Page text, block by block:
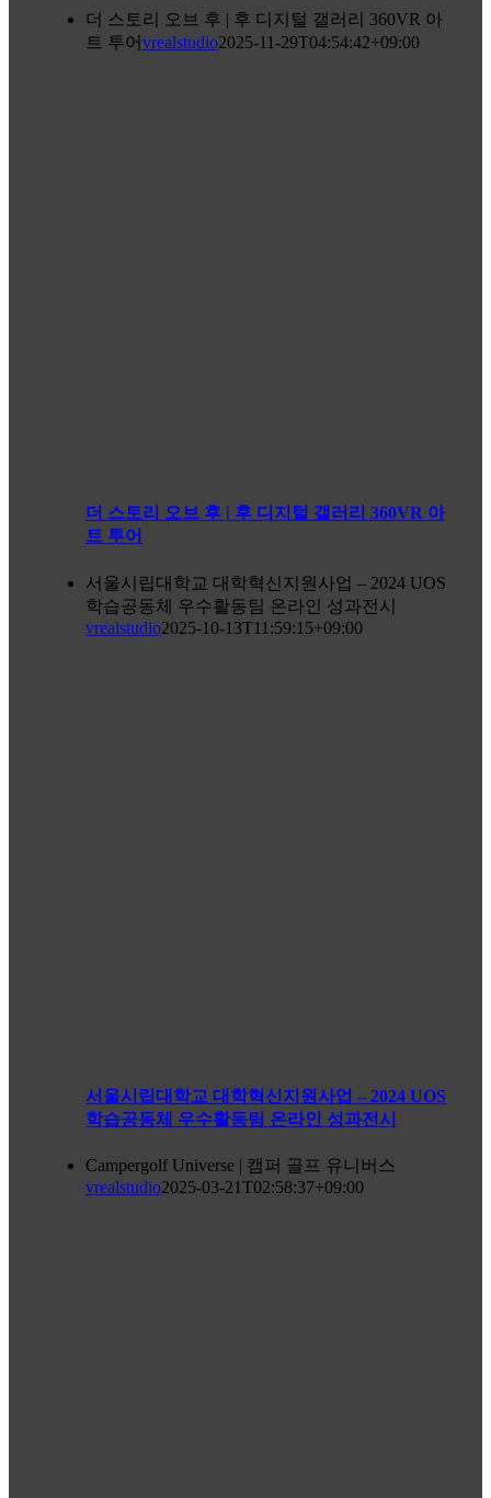
더 스토리 오브 후 | 후 디지털 갤러리 360VR 아
트 투어 vrealstudio2025-11-29T04:54:42+09:00
더 스토리 오브 후 | 후 디지털 갤러리 360VR 아
트 투어
서울시립대학교 대학혁신지원사업 – 2024 UOS
학습공동체 우수활동팀 온라인 성과전시
vrealstudio2025-10-13T11:59:15+09:00
서울시립대학교 대학혁신지원사업 – 2024 UOS
학습공동체 우수활동팀 온라인 성과전시
Campergolf Universe | 캠퍼 골프 유니버스
vrealstudio2025-03-21T02:58:37+09:00